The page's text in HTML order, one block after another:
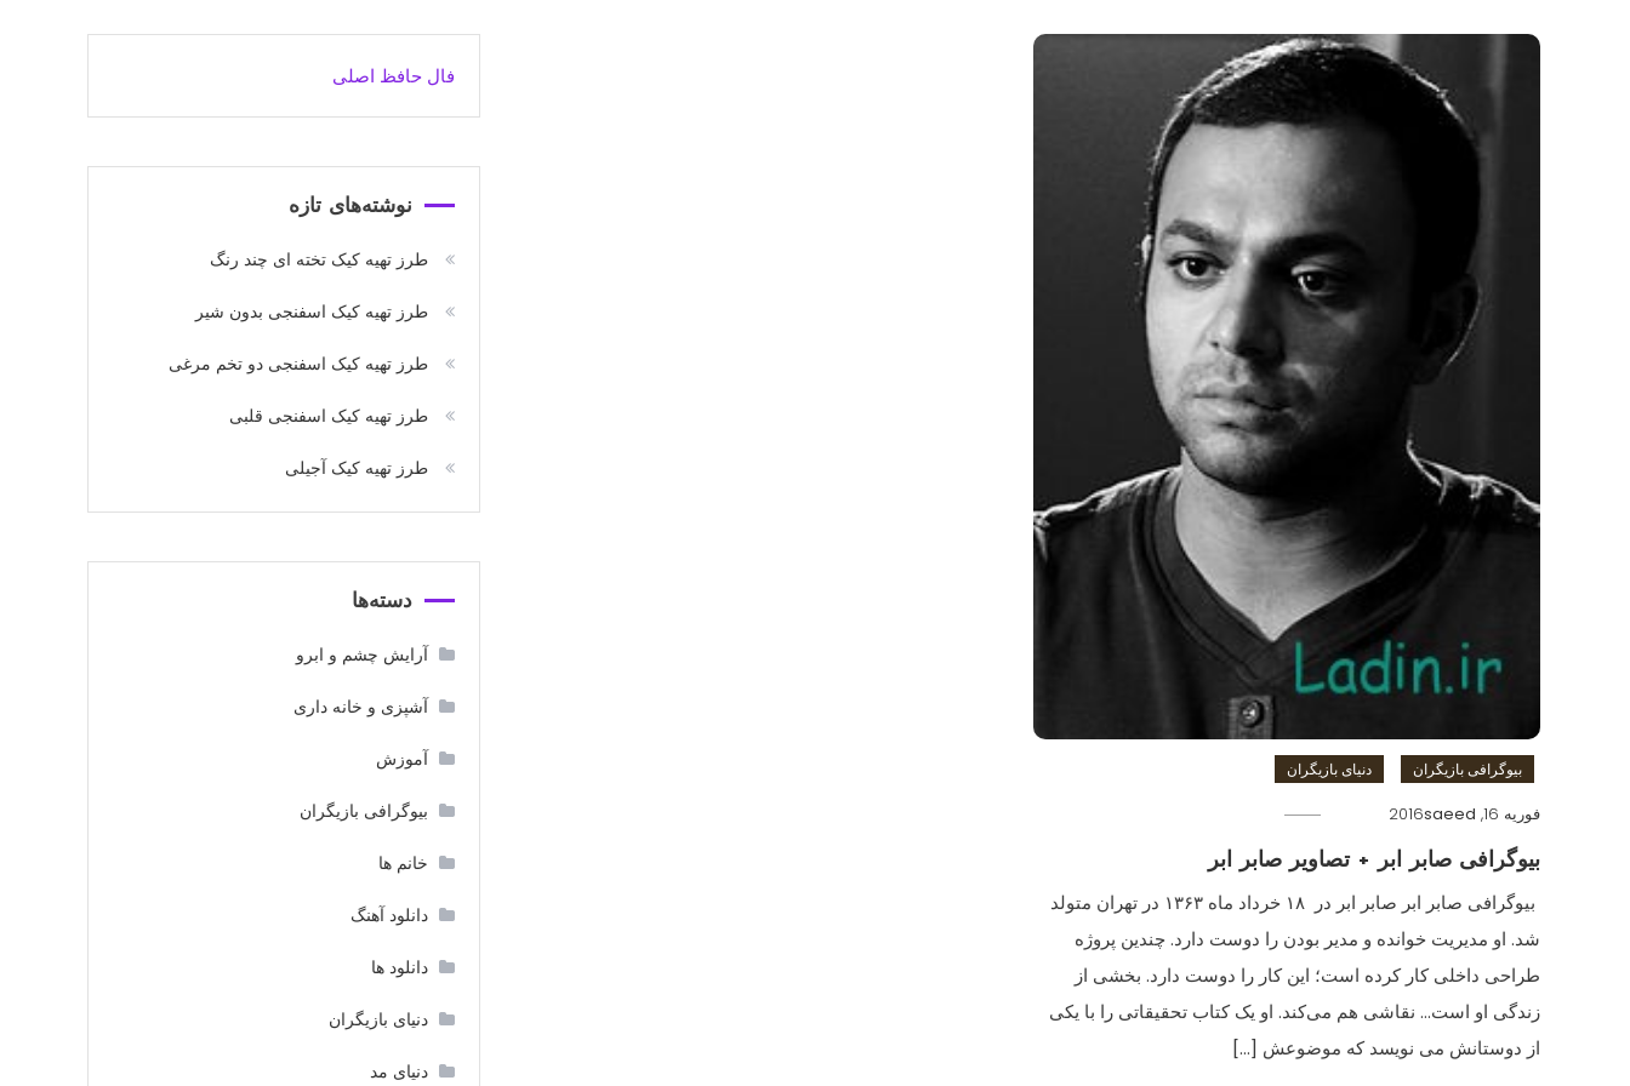
بیوگرافی بازیگران دنیای بازیگران
فوریه 16, 2016 saeed
بیوگرافی صابر ابر + تصاویر صابر ابر
بیوگرافی صابر ابر صابر ابر در ۱۸ خرداد ماه ۱۳۶۳ در تهران متولد
شد. او مدیریت خوانده و مدیر بودن را دوست دارد. چندین پروژه
طراحی داخلی کار کرده‌ است؛ این کار را دوست دارد. بخشی از
زندگی او است… نقاشی هم می‌کند. او یک کتاب تحقیقاتی را با یکی
از دوستانش می نویسد که موضوعش […]
فال حافظ اصلی
نوشته‌های تازه
طرز تهیه کیک تخته ای چند رنگ
طرز تهیه کیک اسفنجی بدون شیر
طرز تهیه کیک اسفنجی دو تخم مرغی
طرز تهیه کیک اسفنجی قلبی
طرز تهیه کیک آجیلی
دسته‌ها
آرایش چشم و ابرو
آشپزی و خانه داری
آموزش
بیوگرافی بازیگران
خانم ها
دانلود آهنگ
دانلود ها
دنیای بازیگران
دنیای مد